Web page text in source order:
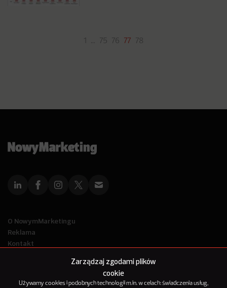
Zarządzaj zgodami plików
cookie
Używamy cookies i podobnych technologii m.in. w celach: świadczenia usług,
… 75 76 77 78
O NowymMarketingu
Reklama
Kontakt